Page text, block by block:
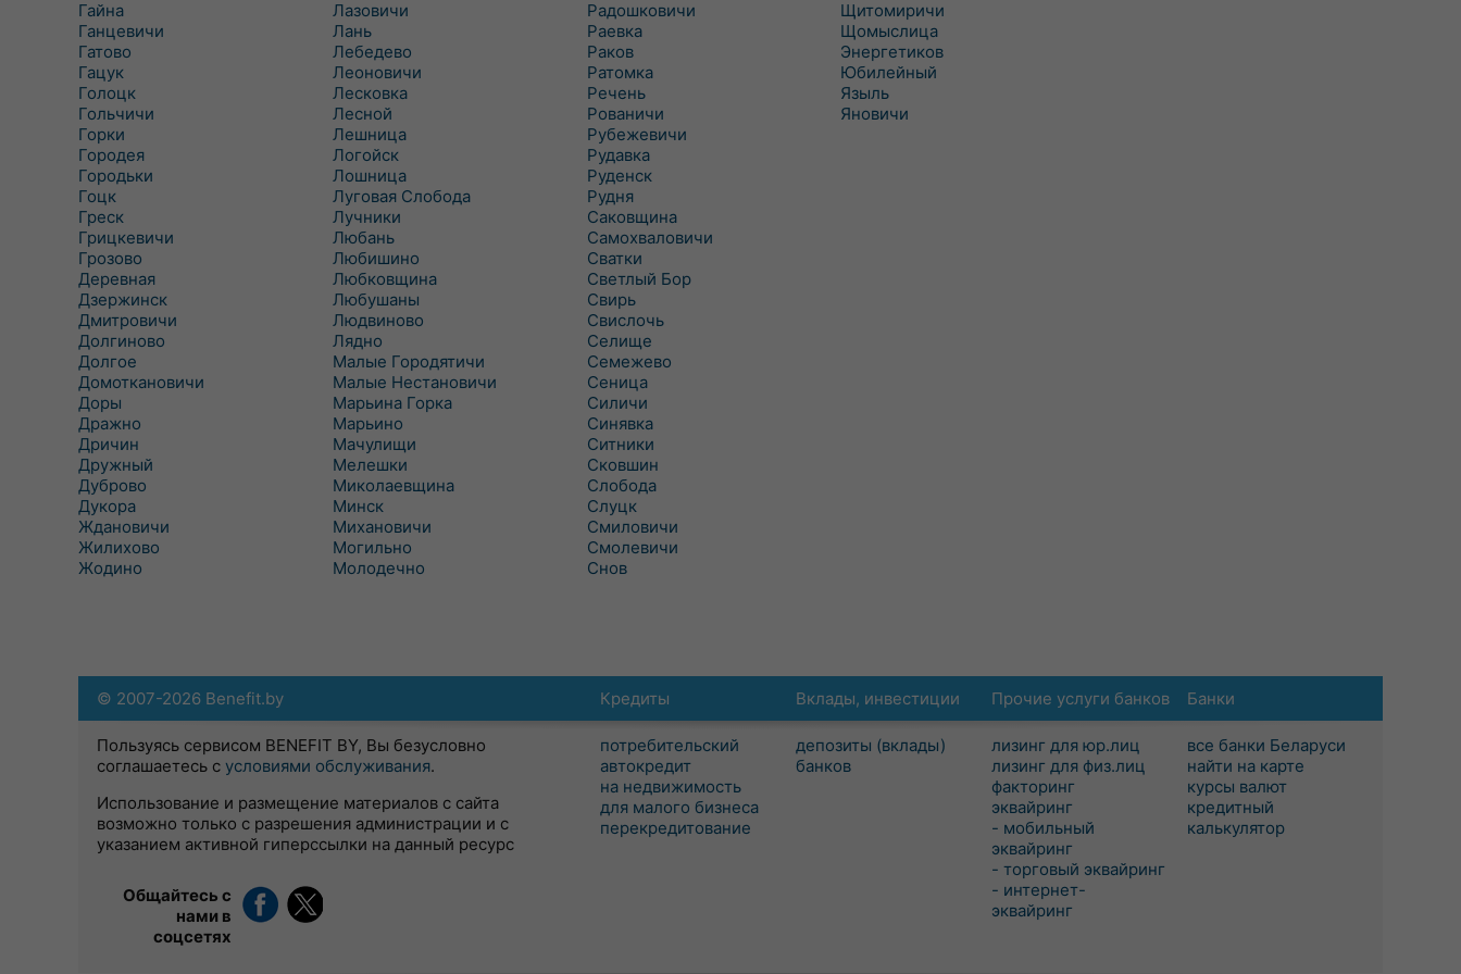
Гайна
Ганцевичи
Гатово
Гацук
Голоцк
Гольчичи
Горки
Городея
Городьки
Гоцк
Греск
Грицкевичи
Грозово
Деревная
Дзержинск
Дмитровичи
Долгиново
Долгое
Домоткановичи
Доры
Дражно
Дричин
Дружный
Дуброво
Дукора
Ждановичи
Жилихово
Жодино
Лазовичи
Лань
Лебедево
Леоновичи
Лесковка
Лесной
Лешница
Логойск
Лошница
Луговая Слобода
Лучники
Любань
Любишино
Любковщина
Любушаны
Людвиново
Лядно
Малые Городятичи
Малые Нестановичи
Марьина Горка
Марьино
Мачулищи
Мелешки
Миколаевщина
Минск
Михановичи
Могильно
Молодечно
Радошковичи
Раевка
Раков
Ратомка
Речень
Рованичи
Рубежевичи
Рудавка
Руденск
Рудня
Саковщина
Самохваловичи
Сватки
Светлый Бор
Свирь
Свислочь
Селище
Семежево
Сеница
Силичи
Синявка
Ситники
Сковшин
Слобода
Слуцк
Смиловичи
Смолевичи
Снов
Щитомиричи
Щомыслица
Энергетиков
Юбилейный
Языль
Яновичи
Кредиты
потребительский
автокредит
на недвижимость
для малого бизнеса
перекредитование
Вклады, инвестиции
депозиты (вклады)
банков
Прочие услуги банков
лизинг для юр.лиц
лизинг для физ.лиц
факторинг
эквайринг
- мобильный
эквайринг
- торговый эквайринг
- интернет-
эквайринг
Банки
все банки Беларуси
найти на карте
курсы валют
кредитный
калькулятор
© 2007-2026 Benefit.by
Пользуясь сервисом BENEFIT BY, Вы безусловно
соглашаетесь с условиями обслуживания.
Использование и размещение материалов с сайта
возможно только с разрешения администрации и с
указанием активной гиперссылки на данный ресурс
Общайтесь с
нами в
соцсетях